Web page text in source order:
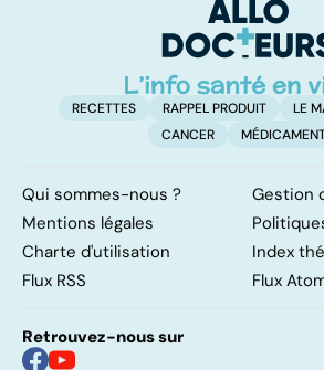
RECETTES RAPPEL PRODUIT
LE
CANCER
Qui sommes-nous ?
Gestion
Mentions légales
Charte d'utilisation
Index
Flux RSS
Flux
Retrouvez-nous sur